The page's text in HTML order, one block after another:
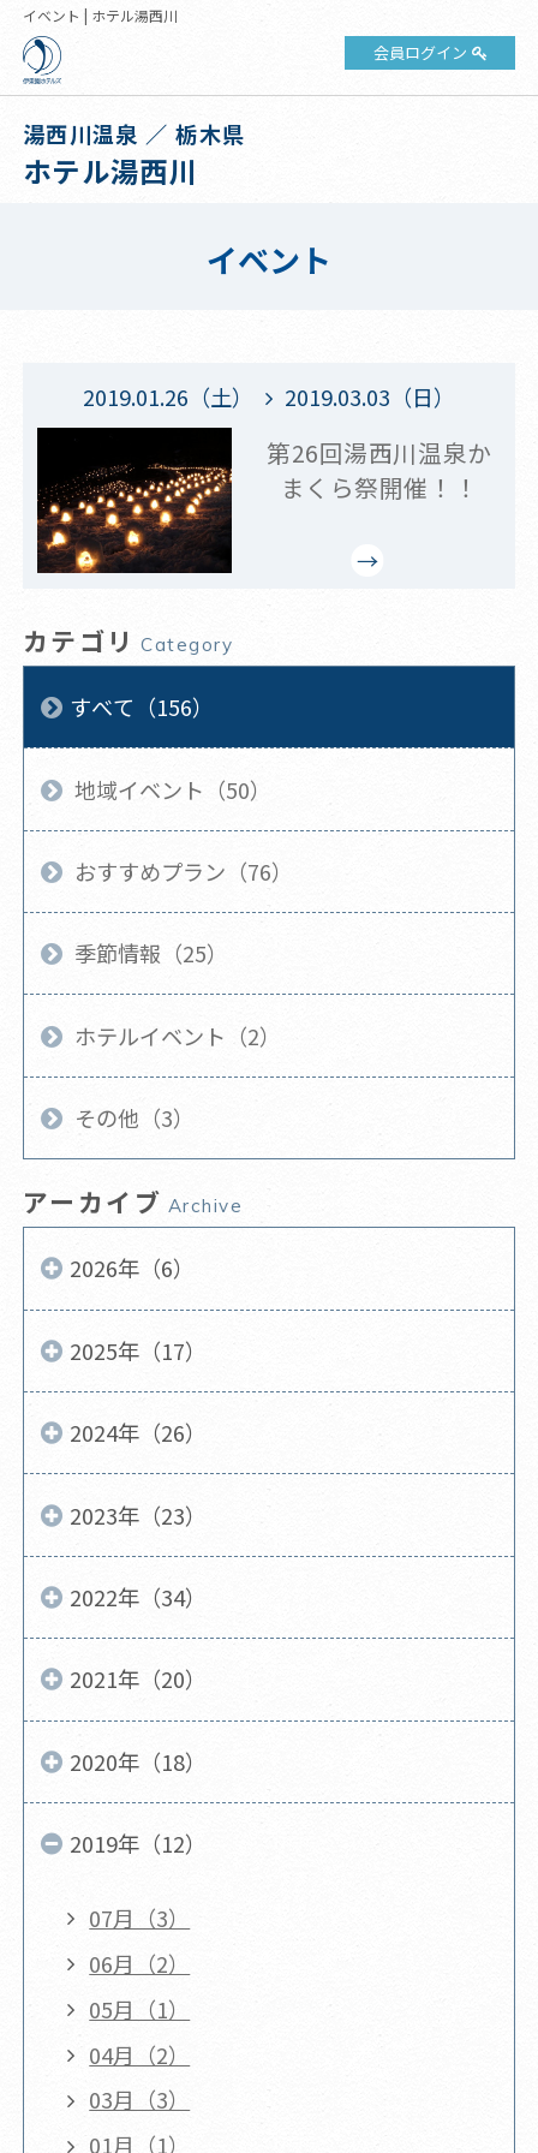
イベント | ホテル湯西川
会員ログイン
湯西川温泉 ／ 栃木県
ホテル湯西川
イベント
2019.01.26（土） 2019.03.03（日）
第26回湯西川温泉か
まくら祭開催！！
カテゴリ Category
すべて（156）
地域イベント（50）
おすすめプラン（76）
季節情報（25）
ホテルイベント（2）
その他（3）
アーカイブ Archive
2026年（6）
2025年（17）
2024年（26）
2023年（23）
2022年（34）
2021年（20）
2020年（18）
2019年（12）
07月（3）
06月（2）
05月（1）
04月（2）
03月（3）
01月（1）